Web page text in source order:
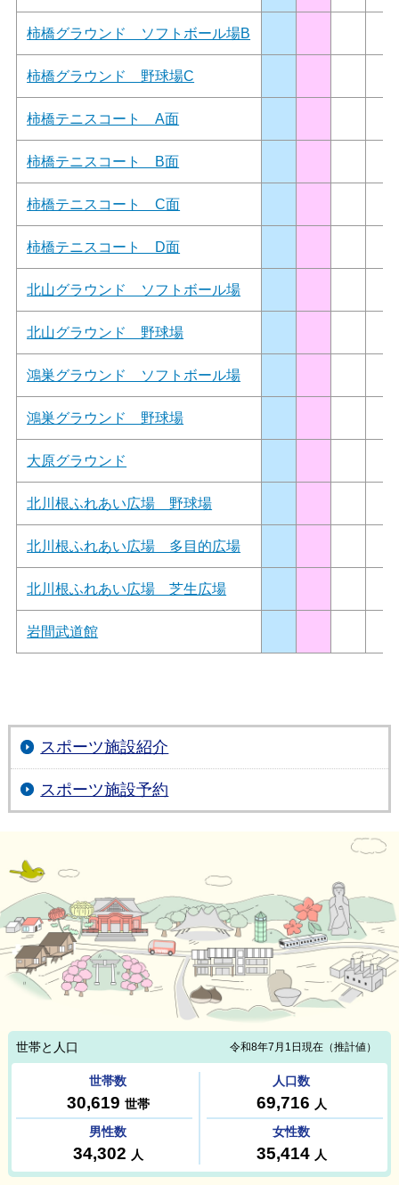
柿橋グラウンド ソフトボール場B
柿橋グラウンド 野球場C
柿橋テニスコート A面
柿橋テニスコート B面
柿橋テニスコート C面
柿橋テニスコート D面
北山グラウンド ソフトボール場
北山グラウンド 野球場
鴻巣グラウンド ソフトボール場
鴻巣グラウンド 野球場
大原グラウンド
北川根ふれあい広場 野球場
北川根ふれあい広場 多目的広場
北川根ふれあい広場 芝生広場
岩間武道館
スポーツ施設紹介
スポーツ施設予約